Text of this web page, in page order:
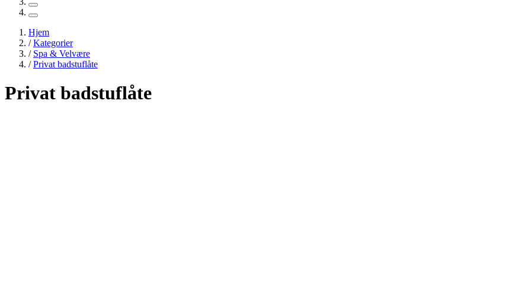
Hjem
/Kategorier
/ Spa & Velvære
/Privat badstuflåte
Privat badstuflåte